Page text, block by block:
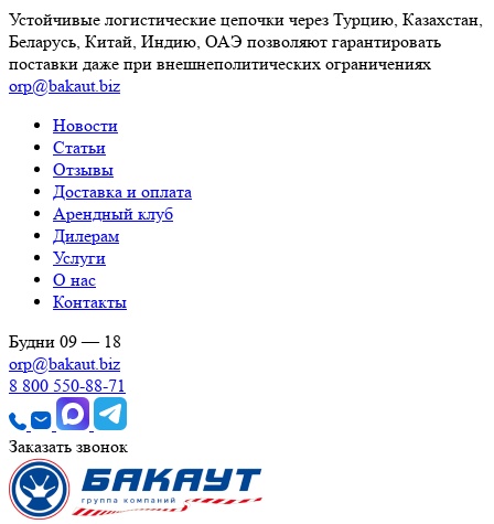
Устойчивые логистические цепочки через Турцию, Казахстан,
Беларусь, Китай, Индию, ОАЭ позволяют гарантировать
поставки даже при внешнеполитических ограничениях
orp@bakaut.biz
Новости
Статьи
Отзывы
Доставка и оплата
Арендный клуб
Дилерам
Услуги
О нас
Контакты
Будни 09 — 18
orp@bakaut.biz
8 800 550-88-71
Заказать звонок